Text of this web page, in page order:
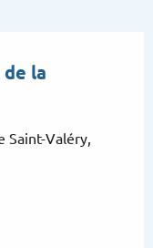
la
Saint-Valéry,